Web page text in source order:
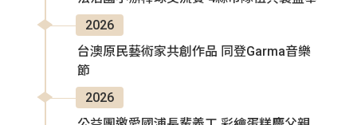
2026
台澳原民藝術家共創作品 同登Garma音樂
節
2026